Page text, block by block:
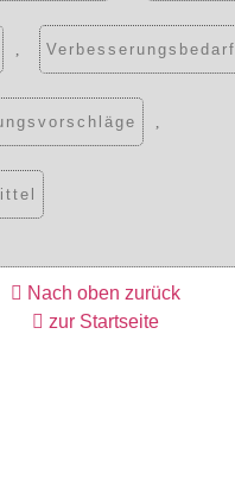
Verbesserungsbedarf
Nach oben zurück
zur Startseite